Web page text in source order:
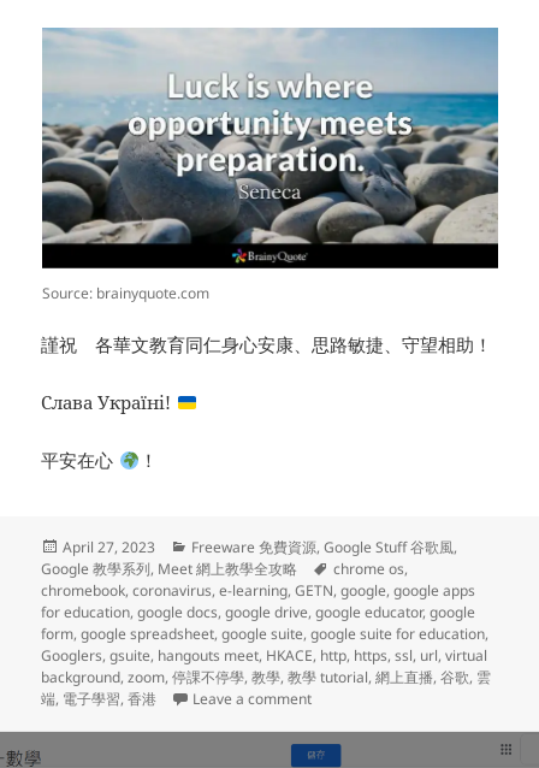
Source: brainyquote.com
謹祝 各華文教育同仁身心安康、思路敏捷、守望相助！
Слава Україні!
平安在心 ！
Posted
on
April 27, 2023 Categories
Freeware 免費資源,Google Stuff 谷歌風,
Google 教學系列, Meet 網上教學全攻略 Tags
chrome os,
chromebook,coronavirus,e-learning,GETN,google,google apps
for education,google docs,google drive,google educator,google
form,google spreadsheet,google suite,google suite for education,
Googlers,gsuite, hangouts meet, HKACE, http, https,ssl, url,virtual
background,zoom,停課不停學,教學,教學 tutorial,網上直播,谷歌, 雲
端, 電子學習,香港 Leave a commenton Google 教學系列 (101) – Meet